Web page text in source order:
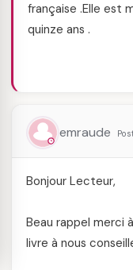
française .Elle est
quinze ans .
emraude
Bonjour Lecteur,
Beau rappel merci
livre à nous